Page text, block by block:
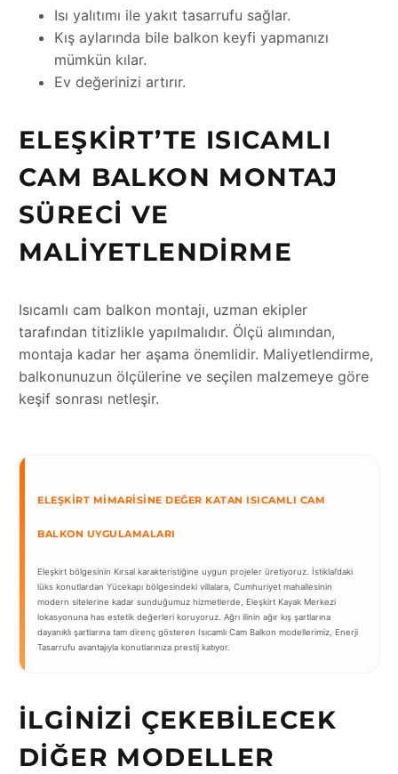
Isı yalıtımı ile yakıt tasarrufu sağlar.
Kış aylarında bile balkon keyfi yapmanızı
mümkün kılar.
Ev değerinizi artırır.
ELEŞKIRT’TE ISICAMLI
CAM BALKON MONTAJ
SÜRECI VE
MALIYETLENDIRME
Isıcamlı cam balkon montajı, uzman ekipler
tarafından titizlikle yapılmalıdır. Ölçü alımından,
montaja kadar her aşama önemlidir. Maliyetlendirme,
balkonunuzun ölçülerine ve seçilen malzemeye göre
keşif sonrası netleşir.
ELEŞKIRT MIMARISINE DEĞER KATAN ISICAMLI CAM
BALKON UYGULAMALARI
Eleşkirt bölgesinin Kırsal karakteristiğine uygun projeler üretiyoruz. İstiklal’daki
lüks konutlardan Yücekapı bölgesindeki villalara, Cumhuriyet mahallesinin
modern sitelerine kadar sunduğumuz hizmetlerde, Eleşkirt Kayak Merkezi
lokasyonuna has estetik değerleri koruyoruz. Ağrı ilinin ağır kış şartlarına
dayanıklı şartlarına tam direnç gösteren Isıcamlı Cam Balkon modellerimiz, Enerji
Tasarrufu avantajıyla konutlarınıza prestij katıyor.
İLGINIZI ÇEKEBILECEK
DIĞER MODELLER